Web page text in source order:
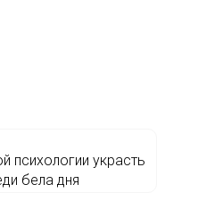
психологии украсть
бела дня